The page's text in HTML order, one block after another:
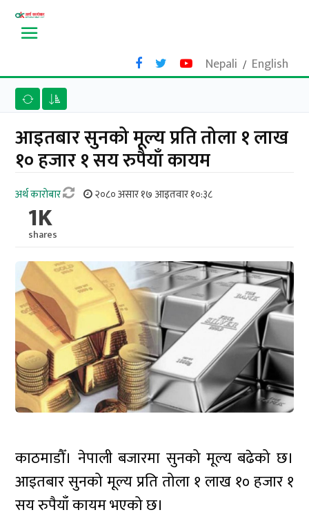
Nepali / English
आइतबार सुनको मूल्य प्रति तोला १ लाख
१० हजार १ सय रुपैयाँ कायम
अर्थ काराेबार २०८० असार १७ आइतवार १०:३८
1K
shares
काठमाडौँ। नेपाली बजारमा सुनको मूल्य बढेको छ।
आइतबार सुनको मूल्य प्रति तोला १ लाख १० हजार १
सय रुपैयाँ कायम भएको छ।